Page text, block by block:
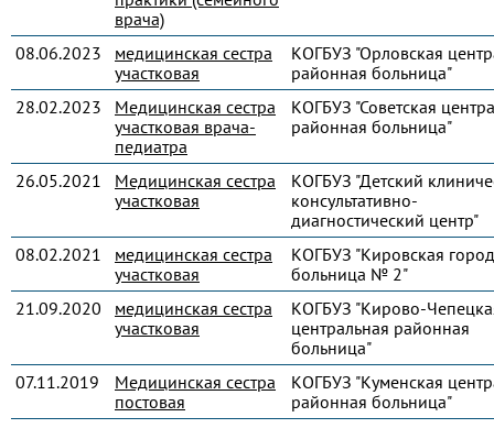
врача)
08.06.2023
медицинская сестра
участковая
КОГБУЗ "Орловская
районная больница"
28.02.2023
Медицинская сестра
участковая врача-
педиатра
КОГБУЗ "Советская
районная больница"
26.05.2021
Медицинская сестра
участковая
КОГБУЗ "Детский
консультативно-
диагностический центр"
08.02.2021
медицинская сестра
участковая
КОГБУЗ "Кировская
больница № 2"
21.09.2020
медицинская сестра
участковая
КОГБУЗ "Кирово-
центральная районная
больница"
07.11.2019
Медицинская сестра
постовая
КОГБУЗ "Куменская
районная больница"